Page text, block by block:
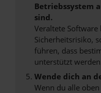
Betriebssystem
sind.
Veraltete
Sicherheitsrisiko,
führen, dass
unterstützt
Wende dich an
Wenn du alle